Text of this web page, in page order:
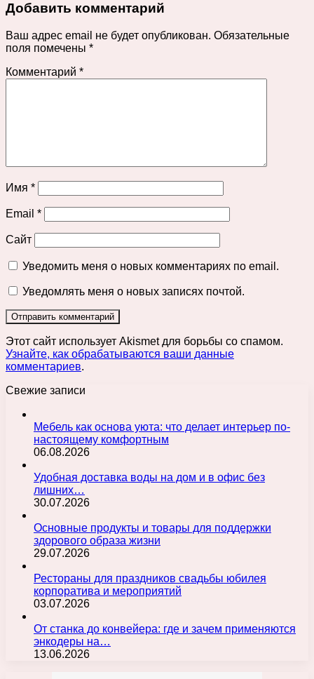
Добавить комментарий
Ваш адрес email не будет опубликован. Обязательные
поля помечены *
Комментарий *
Имя *
Email *
Сайт
Уведомить меня о новых комментариях по email.
Уведомлять меня о новых записях почтой.
Этот сайт использует Akismet для борьбы со спамом.
Узнайте, как обрабатываются ваши данные
комментариев.
Свежие записи
Мебель как основа уюта: что делает интерьер по-
настоящему комфортным
06.08.2026
Удобная доставка воды на дом и в офис без
лишних…
30.07.2026
Основные продукты и товары для поддержки
здорового образа жизни
29.07.2026
Рестораны для праздников свадьбы юбилея
корпоратива и мероприятий
03.07.2026
От станка до конвейера: где и зачем применяются
энкодеры на…
13.06.2026